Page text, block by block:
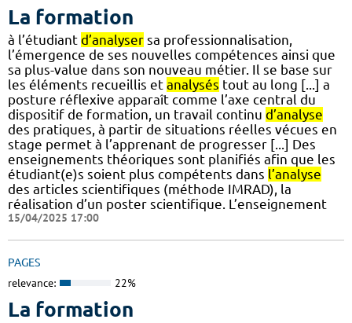
La formation
à l’étudiant d’analyser sa professionnalisation,
l’émergence de ses nouvelles compétences ainsi que
sa plus-value dans son nouveau métier. Il se base sur
les éléments recueillis et analysés tout au long [...] a
posture réflexive apparaît comme l’axe central du
dispositif de formation, un travail continu d’analyse
des pratiques, à partir de situations réelles vécues en
stage permet à l’apprenant de progresser [...] Des
enseignements théoriques sont planifiés afin que les
étudiant(e)s soient plus compétents dans l’analyse
des articles scientifiques (méthode IMRAD), la
réalisation d’un poster scientifique. L’enseignement
15/04/2025 17:00
PAGES
relevance: 22%
La formation